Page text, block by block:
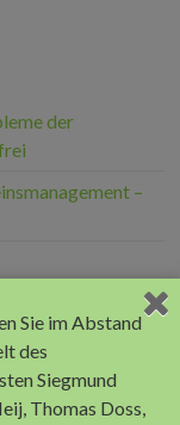
der
–
Sie im Abstand
des
Siegmund
Thomas Doss,